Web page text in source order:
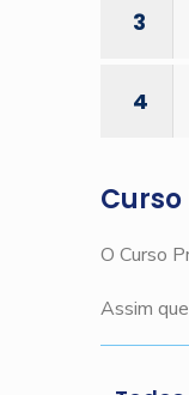
3
4
O Curso
Assim